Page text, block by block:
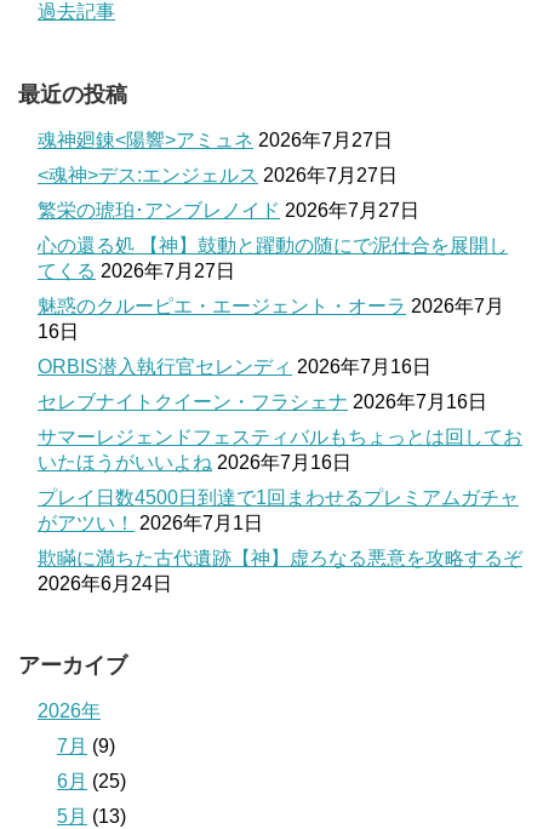
過去記事
最近の投稿
魂神廻錬<陽響>アミュネ 2026年7月27日
<魂神>デス:エンジェルス 2026年7月27日
繁栄の琥珀･アンブレノイド 2026年7月27日
心の還る処 【神】鼓動と躍動の随にで泥仕合を展開し
てくる 2026年7月27日
魅惑のクルーピエ・エージェント・オーラ 2026年7月
16日
ORBIS潜入執行官セレンディ 2026年7月16日
セレブナイトクイーン・フラシェナ 2026年7月16日
サマーレジェンドフェスティバルもちょっとは回してお
いたほうがいいよね 2026年7月16日
プレイ日数4500日到達で1回まわせるプレミアムガチャ
がアツい！
2026年7月1日
欺瞞に満ちた古代遺跡【神】虚ろなる悪意を攻略するぞ
2026年6月24日
アーカイブ
2026年
7月 (9)
6月 (25)
5月 (13)